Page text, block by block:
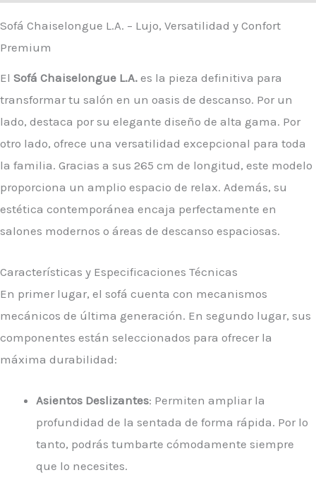
Sofá Chaiselongue L.A. – Lujo, Versatilidad y Confort
Premium
El Sofá Chaiselongue L.A. es la pieza definitiva para
transformar tu salón en un oasis de descanso. Por un
lado, destaca por su elegante diseño de alta gama. Por
otro lado, ofrece una versatilidad excepcional para toda
la familia. Gracias a sus 265 cm de longitud, este modelo
proporciona un amplio espacio de relax. Además, su
estética contemporánea encaja perfectamente en
salones modernos o áreas de descanso espaciosas.
Características y Especificaciones Técnicas
En primer lugar, el sofá cuenta con mecanismos
mecánicos de última generación. En segundo lugar, sus
componentes están seleccionados para ofrecer la
máxima durabilidad:
Asientos Deslizantes: Permiten ampliar la
profundidad de la sentada de forma rápida. Por lo
tanto, podrás tumbarte cómodamente siempre
que lo necesites.